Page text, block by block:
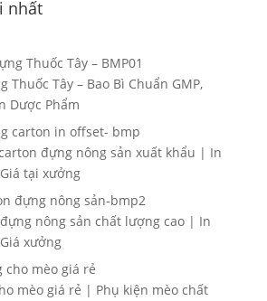
nhất
Thuốc Tây – Bao Bì Chuẩn GMP,
Dược Phẩm
đựng nông sản xuất khẩu | In
tại xưởng
nông sản chất lượng cao | In
xưởng
mèo giá rẻ | Phụ kiện mèo chất